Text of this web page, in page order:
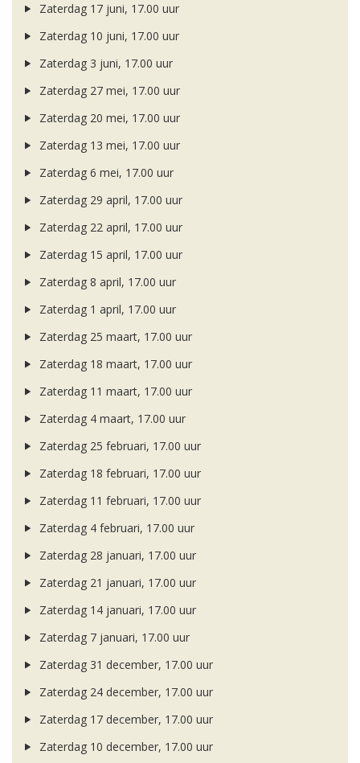
Zaterdag 17 juni, 17.00 uur
Zaterdag 10 juni, 17.00 uur
Zaterdag 3 juni, 17.00 uur
Zaterdag 27 mei, 17.00 uur
Zaterdag 20 mei, 17.00 uur
Zaterdag 13 mei, 17.00 uur
Zaterdag 6 mei, 17.00 uur
Zaterdag 29 april, 17.00 uur
Zaterdag 22 april, 17.00 uur
Zaterdag 15 april, 17.00 uur
Zaterdag 8 april, 17.00 uur
Zaterdag 1 april, 17.00 uur
Zaterdag 25 maart, 17.00 uur
Zaterdag 18 maart, 17.00 uur
Zaterdag 11 maart, 17.00 uur
Zaterdag 4 maart, 17.00 uur
Zaterdag 25 februari, 17.00 uur
Zaterdag 18 februari, 17.00 uur
Zaterdag 11 februari, 17.00 uur
Zaterdag 4 februari, 17.00 uur
Zaterdag 28 januari, 17.00 uur
Zaterdag 21 januari, 17.00 uur
Zaterdag 14 januari, 17.00 uur
Zaterdag 7 januari, 17.00 uur
Zaterdag 31 december, 17.00 uur
Zaterdag 24 december, 17.00 uur
Zaterdag 17 december, 17.00 uur
Zaterdag 10 december, 17.00 uur